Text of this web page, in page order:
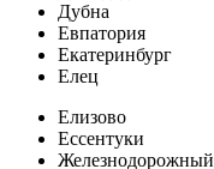
Дубна
Евпатория
Екатеринбург
Елец
Елизово
Ессентуки
Железнодорожный